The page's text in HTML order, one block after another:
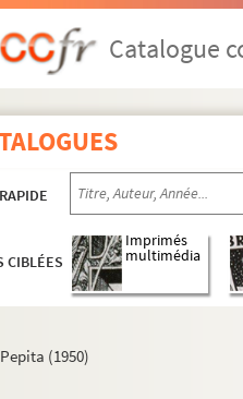
Catalogue
CIBLÉES
Imprimés
multimédia
Pepita (1950)